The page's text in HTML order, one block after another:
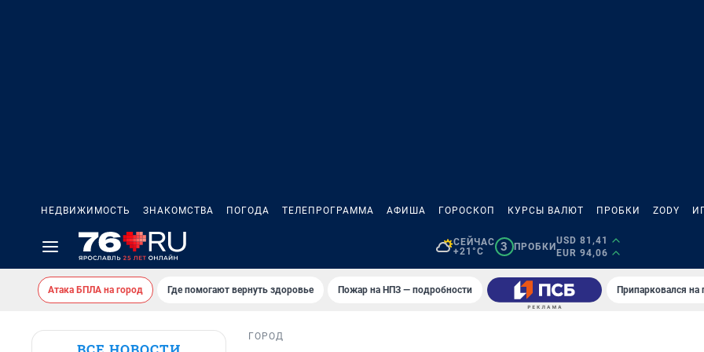
НЕДВИЖИМОСТЬ ЗНАКОМСТВА ПОГОДА ТЕЛЕПРОГРАММА АФИША ГОРОСКОП КУРСЫ ВАЛЮТ ПРОБКИ ZODY
СЕЙЧАС
+21°C
3 ПРОБКИ
USD 81,41
EUR 94,06
Атака БПЛА на город Где помогают вернуть здоровье Пожар на НПЗ — подробности Припарковался на
ГОРОД